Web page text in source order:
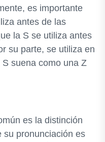
es importante
antes de las
la S se utiliza antes
su parte, se utiliza en
suena como una Z
es la distinción
su pronunciación es